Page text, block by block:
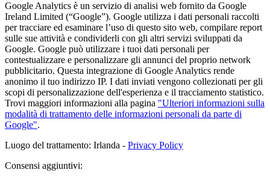
Google Analytics è un servizio di analisi web fornito da Google
Ireland Limited (“Google”). Google utilizza i dati personali raccolti
per tracciare ed esaminare l’uso di questo sito web, compilare report
sulle sue attività e condividerli con gli altri servizi sviluppati da
Google. Google può utilizzare i tuoi dati personali per
contestualizzare e personalizzare gli annunci del proprio network
pubblicitario. Questa integrazione di Google Analytics rende
anonimo il tuo indirizzo IP. I dati inviati vengono collezionati per gli
scopi di personalizzazione dell'esperienza e il tracciamento statistico.
Trovi maggiori informazioni alla pagina "Ulteriori informazioni sulla
modalità di trattamento delle informazioni personali da parte di
Google".
Luogo del trattamento: Irlanda - Privacy Policy
Consensi aggiuntivi: